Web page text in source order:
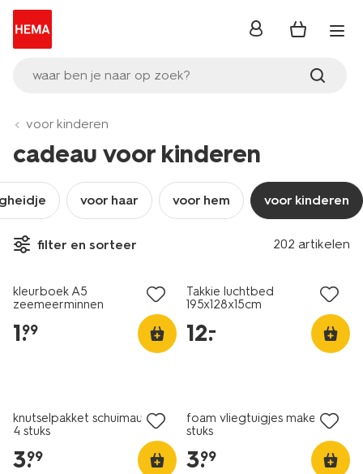
waar ben je naar op zoek?
inloggen
voor kinderen
cadeau voor kinderen
voor haar voor hem voor kinderen
filter en sorteer 202 artikelen
kleurboek A5
zeemeerminnen
1.
99
Takkie luchtbed
195x128x15cm
12.
–
knutselpakket schuimauto’s -
4 stuks
3.
99
foam vliegtuigjes maken - 4
stuks
3.
99